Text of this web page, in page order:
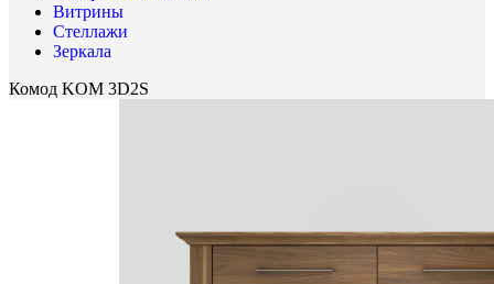
Витрины
Стеллажи
Зеркала
Комод KOM 3D2S